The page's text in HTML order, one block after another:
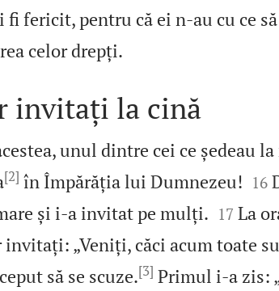
fi fericit, pentru că ei n‑au cu ce
celor drepți.
invitați la cină
unul dintre cei ce ședeau
[2] în Împărăția lui Dumnezeu!
16
și i‑a invitat pe mulți.
17 La
invitați: „Veniți, căci acum toate
să se scuze.[3] Primul i‑a zis: